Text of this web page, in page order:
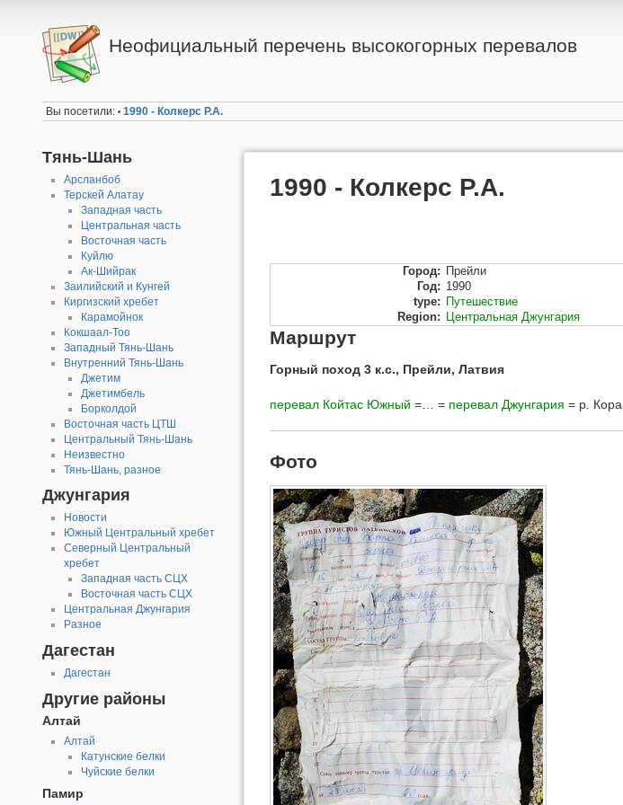
Неофициальный перечень высокогорных перевалов
Вы посетили: • 1990 - Колкерс Р.А.
Тянь-Шань
Арсланбоб
Терскей Алатау
Западная часть
Центральная часть
Восточная часть
Куйлю
Ак-Шийрак
Заилийский и Кунгей
Киргизский хребет
Карамойнок
Кокшаал-Тоо
Западный Тянь-Шань
Внутренний Тянь-Шань
Джетим
Джетимбель
Борколдой
Восточная часть ЦТШ
Центральный Тянь-Шань
Неизвестно
Тянь-Шань, разное
Джунгария
Новости
Южный Центральный хребет
Северный Центральный
хребет
Западная часть СЦХ
Восточная часть СЦХ
Центральная Джунгария
Разное
Дагестан
Дагестан
Другие районы
Алтай
Алтай
Катунские белки
Чуйские белки
Памир
1990 - Колкерс Р.А.
Город:
Прейли
Год: 1990
type:
Путешествие
Region: Центральная Джунгария
Маршрут
Горный поход 3 к.с., Прейли, Латвия
перевал Койтас Южный =… = перевал Джунгария = р. Кора,
Фото